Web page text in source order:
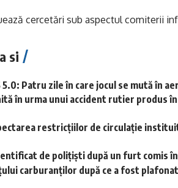
cercetări sub aspectul comiterii
si
5.0: Patru zile în care jocul se mută în
în urma unui accident rutier produs
restricțiilor de circulație
de polițiști după un furt comis
carburanților după ce a fost